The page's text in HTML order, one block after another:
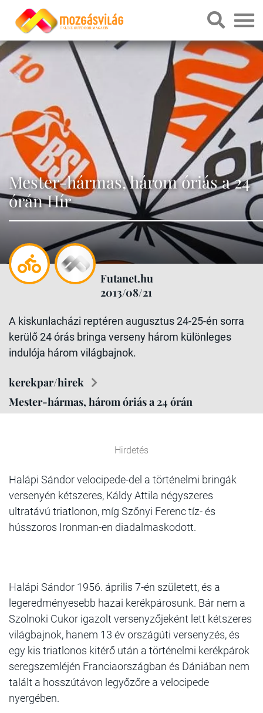
Mester-hármas, három óriás a 24
órán Hír
Futanet.hu
2013/08/21
A kiskunlacházi reptéren augusztus 24-25-én sorra
kerülő 24 órás bringa verseny három különleges
indulója három világbajnok.
kerekpar/hirek
Mester-hármas, három óriás a 24 órán
Hirdetés
Halápi Sándor velocipede-del a történelmi bringák
versenyén kétszeres, Káldy Attila négyszeres
ultratávú triatlonon, míg Szőnyi Ferenc tíz- és
hússzoros Ironman-en diadalmaskodott.
Halápi Sándor 1956. április 7-én született, és a
legeredményesebb hazai kerékpárosunk. Bár nem a
Szolnoki Cukor igazolt versenyzőjeként lett kétszeres
világbajnok, hanem 13 év országúti versenyzés, és
egy kis triatlonos kitérő után a történelmi kerékpárok
seregszemléjén Franciaországban és Dániában nem
talált a hosszútávon legyőzőre a velocipede
nyergében.